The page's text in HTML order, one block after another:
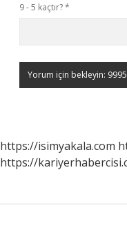
9 - 5 kaçtır?*
https://isimyakala.com
https://